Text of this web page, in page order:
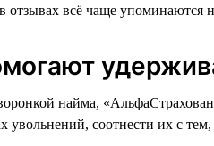
отзывах всё чаще упоминаются
найма,
увольнений, соотнести их с